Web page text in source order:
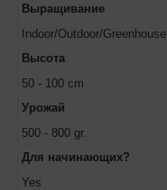
Выращивание
Indoor/Outdoor/Greenhouse
Высота
50 - 100 cm
Урожай
500 - 800 gr.
Для начинающих?
Yes